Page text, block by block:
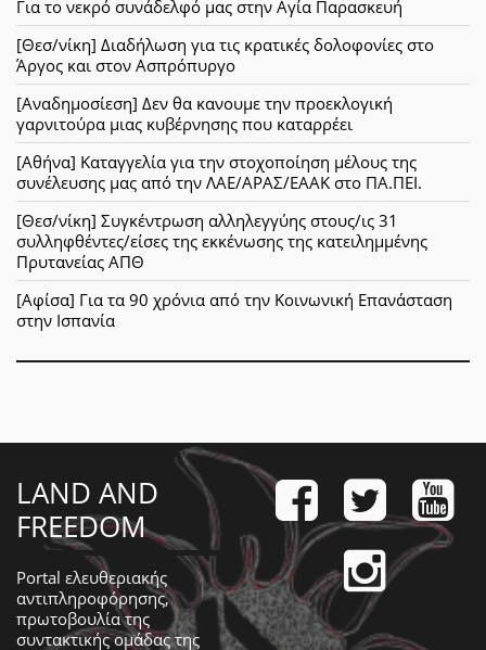
Για το νεκρό συνάδελφό μας στην Αγία Παρασκευή
[Θεσ/νίκη] Διαδήλωση για τις κρατικές δολοφονίες στο
Άργος και στον Ασπρόπυργο
[Αναδημοσίεση] Δεν θα κανουμε την προεκλογική
γαρνιτούρα μιας κυβέρνησης που καταρρέει
[Αθήνα] Καταγγελία για την στοχοποίηση μέλους της
συνέλευσης μας από την ΛΑΕ/ΑΡΑΣ/ΕΑΑΚ στο ΠΑ.ΠΕΙ.
[Θεσ/νίκη] Συγκέντρωση αλληλεγγύης στους/ις 31
συλληφθέντες/είσες της εκκένωσης της κατειλημμένης
Πρυτανείας ΑΠΘ
[Αφίσα] Για τα 90 χρόνια από την Κοινωνική Επανάσταση
στην Ισπανία
LAND AND
FREEDOM
Portal ελευθεριακής
αντιπληροφόρησης,
πρωτοβουλία της
συντακτικής ομάδας της